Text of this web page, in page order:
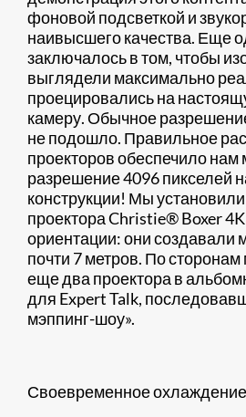
фоновой подсветкой и
наивысшего качества. Еще
заключалось в том, чтобы
выглядели максимально
проецировались на
камеру. Обычное
не подошло. Правильное
проекторов обеспечило
разрешение 4096 пикселей
конструкции! Мы
проектора Christie® Boxer
ориентации: они создавали
почти 7 метров. По
еще два проектора в
для Expert Talk,
мэппинг-шоу».
Своевременное охлаждение